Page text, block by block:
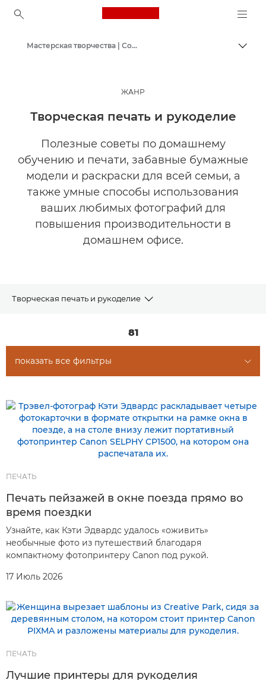
Canon Logo, back to
Мастерская творчества | Советы по фотографии и печати и руководства для покупателей
ЖАНР
Творческая печать и рукоделие
Полезные советы по домашнему
обучению и печати, забавные бумажные
модели и раскраски для всей семьи, а
также умные способы использования
ваших любимых фотографий для
повышения производительности в
домашнем офисе.
Творческая печать и рукоделие
ЗАГРУЗИТЬ ШАБЛОНЫ ДЛЯ ПЕЧАТИ
ДРУГИЕ ЖАНРЫ
81
показать все фильтры
ПЕЧАТЬ
Печать пейзажей в окне поезда прямо во
время поездки
Узнайте, как Кэти Эдвардс удалось «оживить»
необычные фото из путешествий благодаря
компактному фотопринтеру Canon под рукой.
17 Июль 2026
ПЕЧАТЬ
Лучшие принтеры для рукоделия